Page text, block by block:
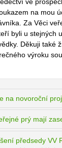
ve
na mou
Za Věci
byli u stejných
Děkuji také
výroku
na novoroční
prý mají
předsedy VV